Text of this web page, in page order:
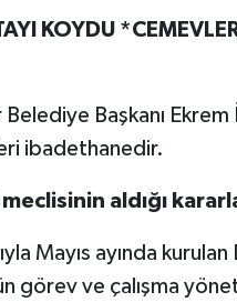
KOYDU
Başkanı
ibadethanedir.
aldığı
Mayıs ayında
görev ve çalışma